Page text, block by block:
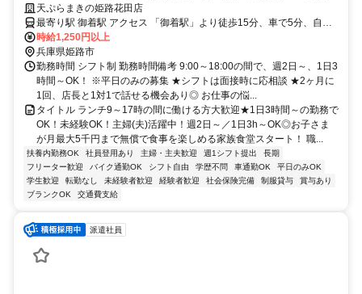
OK！主婦(夫)活躍中！週2日～／1日3h～OK◎お子さまが月最大5千円
まで無償で食事を楽しめる家族食堂スタート！
天ぷらまきの姫路花田店
最寄り駅 御着駅 アクセス 「御着駅」より徒歩15分、車で5分、自転
車でも5分！国道2号線沿い兵庫県自動車学校のすぐ近く！ ★車・バ
イク通勤OK！ガソリン代も規定支給！ ★自転車通勤も可！（駐輪場
料金は自己負担、店にある場合は利用可）
時給1,250円以上
兵庫県姫路市
勤務時間 シフト制 勤務時間備考 9:00～18:00の間で、週2日～、1日3
時間～OK！ ※平日のみの募集 ★シフトは面接時に応相談 ★2ヶ月に
1回、店長と1対1で話せる機会あり◎ お仕事の悩...
タイトル ランチ9～17時の間に働ける方大歓迎★1日3時間～の勤務で
OK！未経験OK！主婦(夫)活躍中！週2日～／1日3h～OK◎お子さま
が月最大5千円まで無償で食事を楽しめる家族食堂スタート！ 職...
扶養内勤務OK 社員登用あり 主婦・主夫歓迎 週1シフト提出
長期
フリーター歓迎
バイク通勤OK シフト自由 学歴不問 車通勤OK
平日のみOK
学生歓迎
転勤なし 未経験者歓迎 経験者歓迎 社会保険完備 制服貸与
賞与あり
ブランクOK
交通費支給
派遣社員